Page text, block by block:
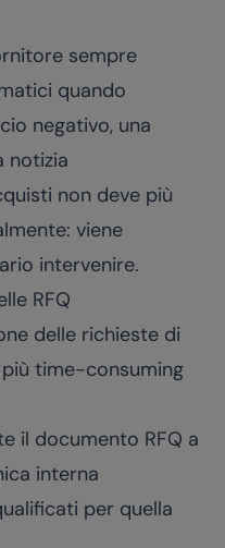
sempre
quando
negativo, una
notizia
non deve più
viene
intervenire.
RFQ
delle richieste di
time-consuming
il documento RFQ a
interna
per quella